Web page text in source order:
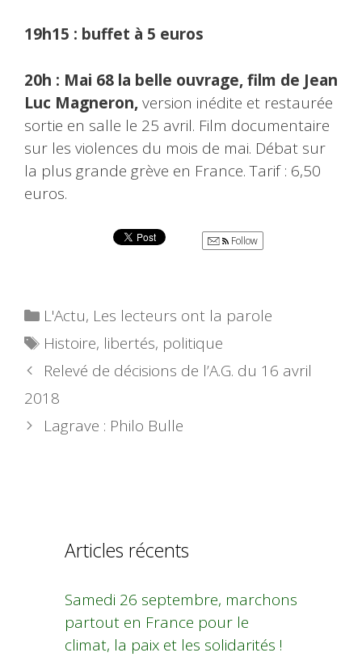
19h15 : buffet à 5 euros
20h : Mai 68 la belle ouvrage, film de Jean
Luc Magneron,version inédite et restaurée
sortie en salle le 25 avril. Film documentaire
sur les violences du mois de mai. Débat sur
la plus grande grève en France. Tarif : 6,50
euros.
Follow
Catégories
L'Actu, Les lecteurs ont la parole
Étiquettes
Histoire, libertés, politique
Relevé de décisions de l’A.G. du 16 avril
2018
Lagrave : Philo Bulle
Articles récents
Samedi 26 septembre, marchons
partout en France pour le
climat, la paix et les solidarités !